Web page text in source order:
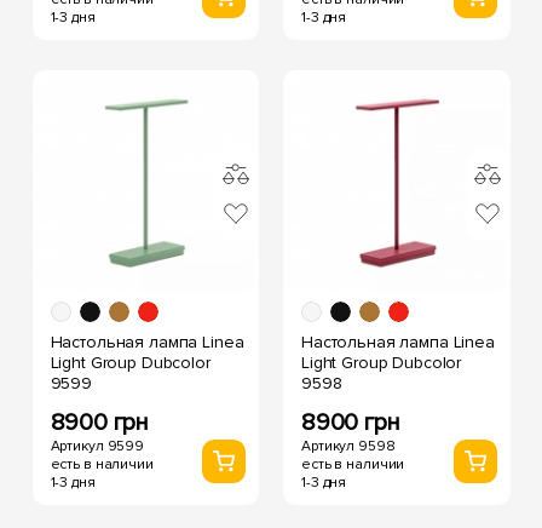
1-3 дня
1-3 дня
Настольная лампа Linea
Light Group Dubcolor
9599
8900 грн
Артикул 9599
есть в наличии
1-3 дня
Настольная лампа Linea
Light Group Dubcolor
9598
8900 грн
Артикул 9598
есть в наличии
1-3 дня